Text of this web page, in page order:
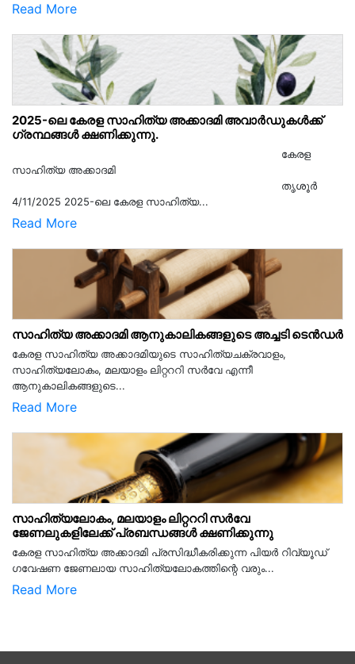
Read More
2025-ലെ കേരള സാഹിത്യ അക്കാദമി അവാർഡുകൾക്ക്
ഗ്രന്ഥങ്ങൾ ക്ഷണിക്കുന്നു.
കേരള
സാഹിത്യ അക്കാദമി
തൃശൂര്‍
4/11/2025 2025-ലെ കേരള സാഹിത്യ...
Read More
സാഹിത്യ അക്കാദമി ആനുകാലികങ്ങളുടെ അച്ചടി ടെൻഡർ
കേരള സാഹിത്യ അക്കാദമിയുടെ സാഹിത്യചക്രവാളം,
സാഹിത്യലോകം, മലയാളം ലിറ്റററി സർവേ എന്നീ
ആനുകാലികങ്ങളുടെ...
Read More
സാഹിത്യലോകം, മലയാളം ലിറ്റററി സർവേ
ജേണലുകളിലേക്ക് പ്രബന്ധങ്ങൾ ക്ഷണിക്കുന്നു
കേരള സാഹിത്യ അക്കാദമി പ്രസിദ്ധീകരിക്കുന്ന പിയര്‍ റിവ്യൂഡ്
ഗവേഷണ ജേണലായ സാഹിത്യലോകത്തിന്റെ വരും...
Read More